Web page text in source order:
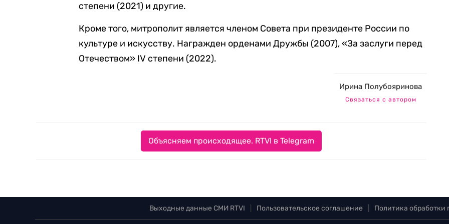
степени (2021) и другие.
Кроме того, митрополит является членом Совета при президенте России по
культуре и искусству. Награжден орденами Дружбы (2007), «За заслуги перед
Отечеством» IV степени (2022).
Ирина Полубояринова
Связаться с автором
Объясняем происходящее. RTVI в Telegram
Выходные данные СМИ RTVI Пользовательское соглашение Политика